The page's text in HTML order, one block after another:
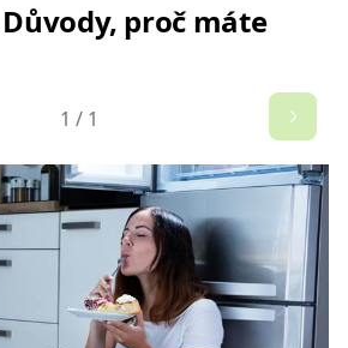
proč máte
1 / 1